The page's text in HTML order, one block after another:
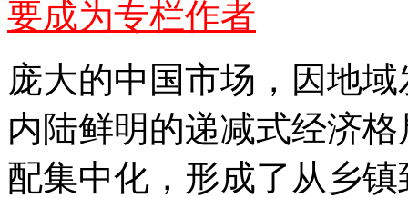
要成为专栏作者
庞大的中国市场，因地
内陆鲜明的递减式经济
配集中化，形成了从乡